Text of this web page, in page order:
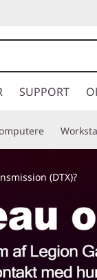
SUPPORT
(DTX)?